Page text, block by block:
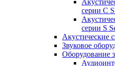
серии C
серии S
Акустические
Звуковое
Оборудование